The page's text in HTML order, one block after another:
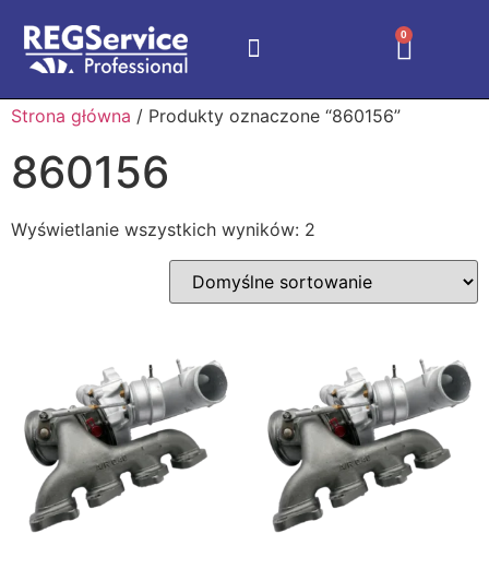
0
Strona główna / Produkty oznaczone “860156”
860156
Wyświetlanie wszystkich wyników: 2